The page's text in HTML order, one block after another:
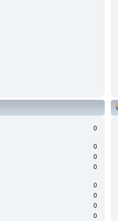
0
0
0
0
0
0
0
0